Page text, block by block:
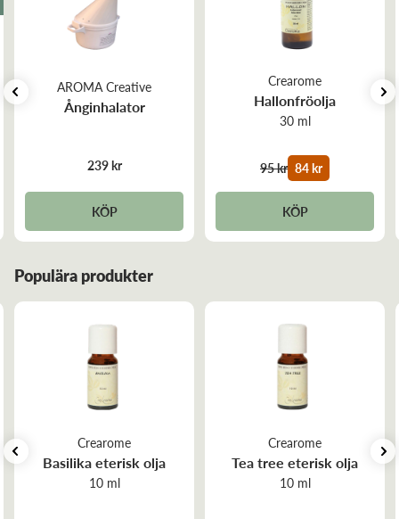
aromastenar.
AROMA Creative
Ånginhalator
239 kr
KÖP
Crearome
Hallonfröolja
30 ml
95 kr 84 kr
KÖP
Populära produkter
Crearome
Basilika eterisk olja
10 ml
Crearome
Tea tree eterisk olja
10 ml